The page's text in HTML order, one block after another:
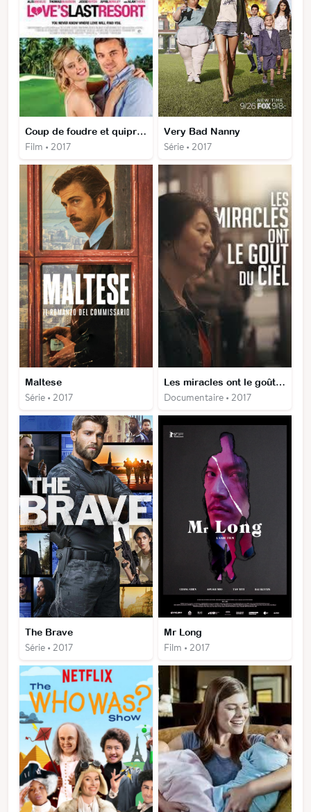
Coup de foudre et quiproquos
Film • 2017
Very Bad Nanny
Série • 2017
Maltese
Série • 2017
Les miracles ont le goût du ciel
Documentaire • 2017
The Brave
Série • 2017
Mr Long
Film • 2017